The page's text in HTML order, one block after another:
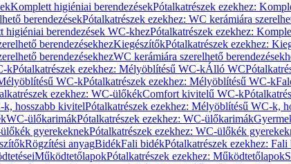
Komplett higiéniai berendezésekPótalkatrészek ezekhez:
berendezésekPótalkatrészek ezekhez: WC kerámiára
higiéniai berendezések WC-khezPótalkatrészek ezekhez:
berendezésekhezKiegészítőkPótalkatrészek ezekhez:
berendezésekhezWC kerámiára szerelhető
kPótalkatrészek ezekhez: Mélyöblítésű WC-kÁlló WC
WC-kPótalkatrészek ezekhez: Mélyöblítésű WC-k
ezekhez: WC-ülőkékComfort kivitelű WC-k
hosszabb kivitelPótalkatrészek ezekhez: Mélyöblítésű WC-k,
WC-ülőkarimákPótalkatrészek ezekhez: WC-ülőkarimák
gyerekeknekPótalkatrészek ezekhez: WC-ülőkék
Rögzítési anyagBidékFali bidékPótalkatrészek ezekhez: Fali
MűködtetőlapokPótalkatrészek ezekhez: Működtetőlapok